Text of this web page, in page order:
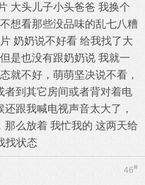
大头儿子小头爸爸 我换个
想看那些没品味的乱七八糟
奶奶说不好看 给我找了大
是也没有跟奶奶说 我就一
就不好，萌萌坚决说不看，
者到其它房间或者背对着电
跟我喊电视声音太大了，
么放着 我忙我的 这两天给
找状态
46#